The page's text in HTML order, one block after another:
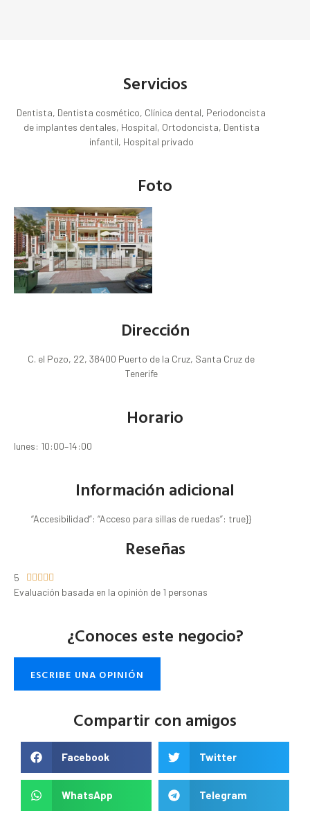
Servicios
Dentista, Dentista cosmético, Clínica dental, Periodoncista
de implantes dentales, Hospital, Ortodoncista, Dentista
infantil, Hospital privado
Foto
Dirección
C. el Pozo, 22, 38400 Puerto de la Cruz, Santa Cruz de
Tenerife
Horario
lunes: 10:00–14:00
Información adicional
“Accesibilidad”: “Acceso para sillas de ruedas”: true}}
Reseñas
5     
Evaluación basada en la opinión de 1 personas
¿Conoces este negocio?
ESCRIBE UNA OPINIÓN
Compartir con amigos
Facebook Twitter
WhatsApp Telegram